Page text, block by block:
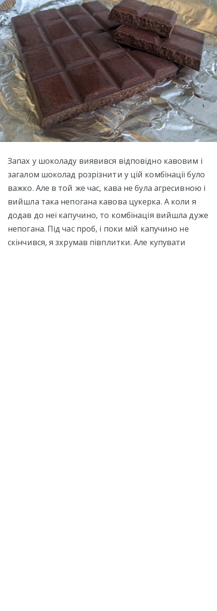
Запах у шоколаду виявився відповідно кавовим і
загалом шоколад розрізнити у цій комбінації було
важко. Але в той же час, кава не була агресивною і
вийшла така непогана кавова цукерка. А коли я
додав до неї капучино, то комбінація вийшла дуже
непогана. Під час проб, і поки мій капучино не
скінчився, я зхрумав півплитки. Але купувати